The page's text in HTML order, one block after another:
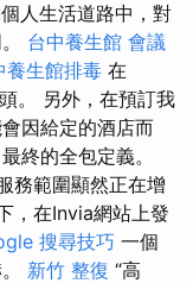
人生活道路中，對
台中養生館 會議
養生館排毒 在
。 另外，在預訂我
因給定的酒店而
終的全包定義。
務範圍顯然正在增
，在Invia網站上發
搜尋技巧 一個
新竹 整復 “高